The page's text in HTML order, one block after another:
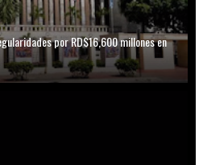
por RD$16,600 millones en